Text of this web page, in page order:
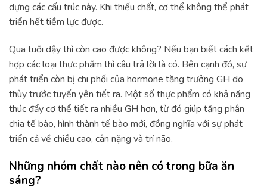
dựng các cấu trúc này. Khi thiếu chất, cơ thể không thể phát
triển hết tiềm lực được.
Qua tuổi dậy thì còn cao được không? Nếu bạn biết cách kết
hợp các loại thực phẩm thì câu trả lời là có. Bên cạnh đó, sự
phát triển còn bị chi phối của hormone tăng trưởng GH do
thùy trước tuyến yên tiết ra. Một số thực phẩm có khả năng
thúc đẩy cơ thể tiết ra nhiều GH hơn, từ đó giúp tăng phân
chia tế bào, hình thành tế bào mới, đồng nghĩa với sự phát
triển cả về chiều cao, cân nặng và trí não.
Những nhóm chất nào nên có trong bữa ăn
sáng?